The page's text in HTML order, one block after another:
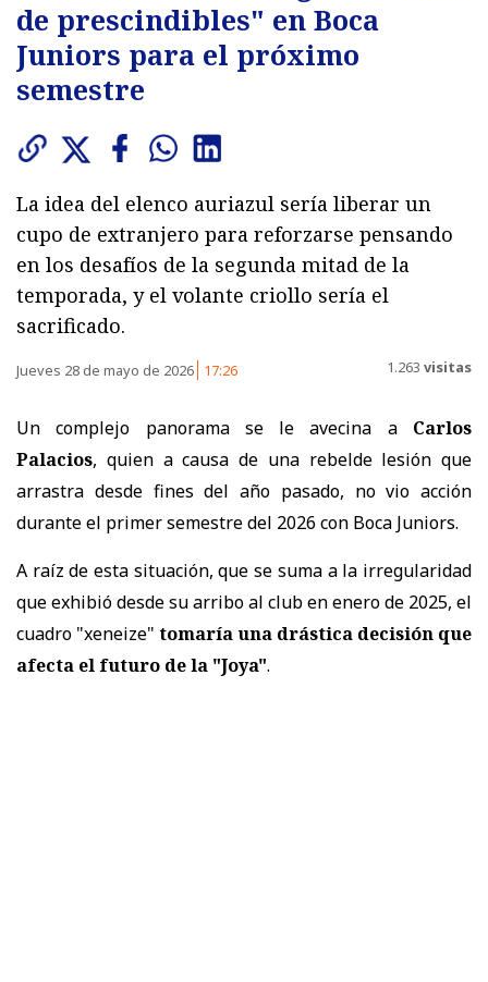
de prescindibles" en Boca
Juniors para el próximo
semestre
La idea del elenco auriazul sería liberar un
cupo de extranjero para reforzarse pensando
en los desafíos de la segunda mitad de la
temporada, y el volante criollo sería el
sacrificado.
Jueves 28 de mayo de 2026 17:26 1.263 visitas
Un complejo panorama se le avecina a Carlos
Palacios, quien a causa de una rebelde lesión que
arrastra desde fines del año pasado, no vio acción
durante el primer semestre del 2026 con Boca Juniors.
A raíz de esta situación, que se suma a la irregularidad
que exhibió desde su arribo al club en enero de 2025, el
cuadro "xeneize" tomaría una drástica decisión que
afecta el futuro de la "Joya".